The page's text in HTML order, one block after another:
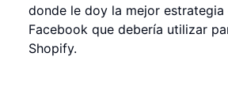
donde le doy la mejor estrategia
Facebook que debería utilizar
Shopify.